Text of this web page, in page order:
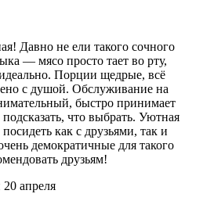
Давно не ели такого сочного
— мясо просто тает во рту,
Порции щедрые, всё
с душой. Обслуживание на
быстро принимает
подсказать, что выбрать. Уютная
как с друзьями, так и
демократичные для такого
друзьям!
20 апреля